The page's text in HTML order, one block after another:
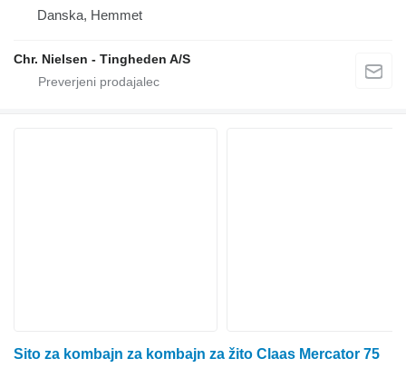
Danska, Hemmet
Chr. Nielsen - Tingheden A/S
Sito za kombajn za kombajn za žito Claas Mercator 75